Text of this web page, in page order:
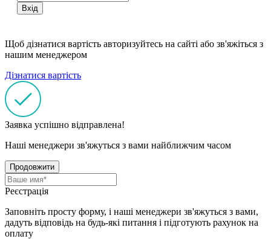
Вхід
Щоб дізнатися вартість авторизуйтесь на сайті або зв'яжіться з
нашим менеджером
Дізнатися вартість
Заявка успішно відправлена!
Наші менеджери зв'яжуться з вами найближчим часом
Продовжити
Реєстрація
Заповніть просту форму, і наші менеджери зв'яжуться з вами,
дадуть відповідь на будь-які питання і підготують рахунок на
оплату